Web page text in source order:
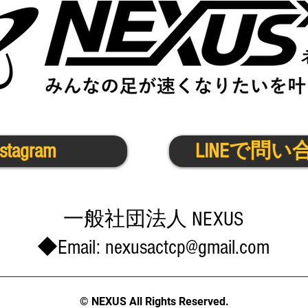
LINEで問い
​一般社団法人 NEXUS
◆Email: nexusactcp@gmail.com
© NEXUS All Rights Reserved.